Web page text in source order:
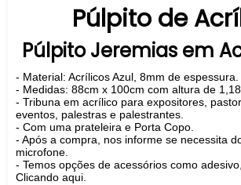
Púlpito de
Púlpito Jeremias em
- Material: Acrílicos Azul, 8mm de espessura.
- Medidas: 88cm x 100cm com altura de
- Tribuna em acrílico para expositores,
eventos, palestras e palestrantes.
- Com uma prateleira e Porta Copo.
- Após a compra, nos informe se necessita
microfone.
- Temos opções de acessórios como
Clicando aqui.